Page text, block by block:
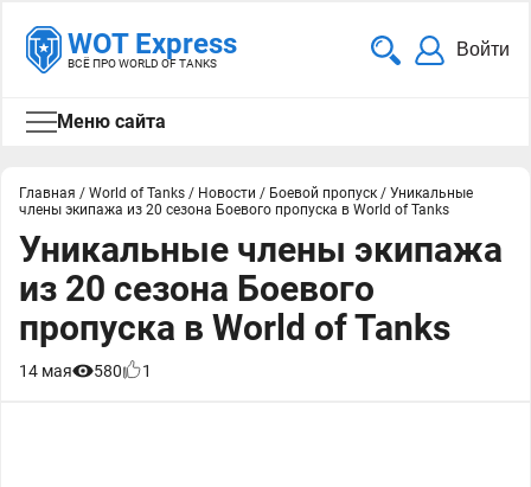
WOT Express
ВСЁ ПРО WORLD OF TANKS
Войти
Меню сайта
Главная / World of Tanks / Новости / Боевой пропуск / Уникальные
члены экипажа из 20 сезона Боевого пропуска в World of Tanks
Уникальные члены экипажа
из 20 сезона Боевого
пропуска в World of Tanks
14 мая 580 1